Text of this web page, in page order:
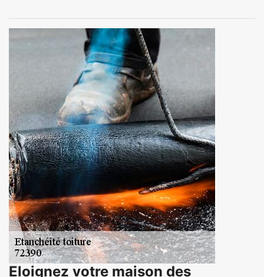
Eloignez votre maison des